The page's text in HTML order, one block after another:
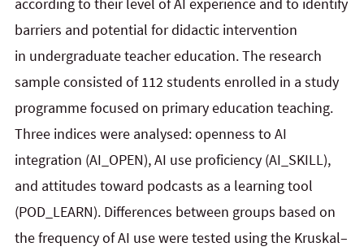
according to their level of AI experience and to identify
barriers and potential for didactic intervention
in undergraduate teacher education. The research
sample consisted of 112 students enrolled in a study
programme focused on primary education teaching.
Three indices were analysed: openness to AI
integration (AI_OPEN), AI use proficiency (AI_SKILL),
and attitudes toward podcasts as a learning tool
(POD_LEARN). Differences between groups based on
the frequency of AI use were tested using the Kruskal–